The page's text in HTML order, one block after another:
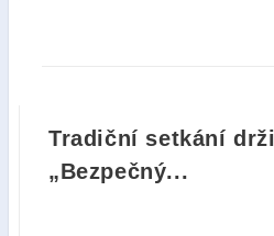
Tradiční setkání
„Bezpečný...